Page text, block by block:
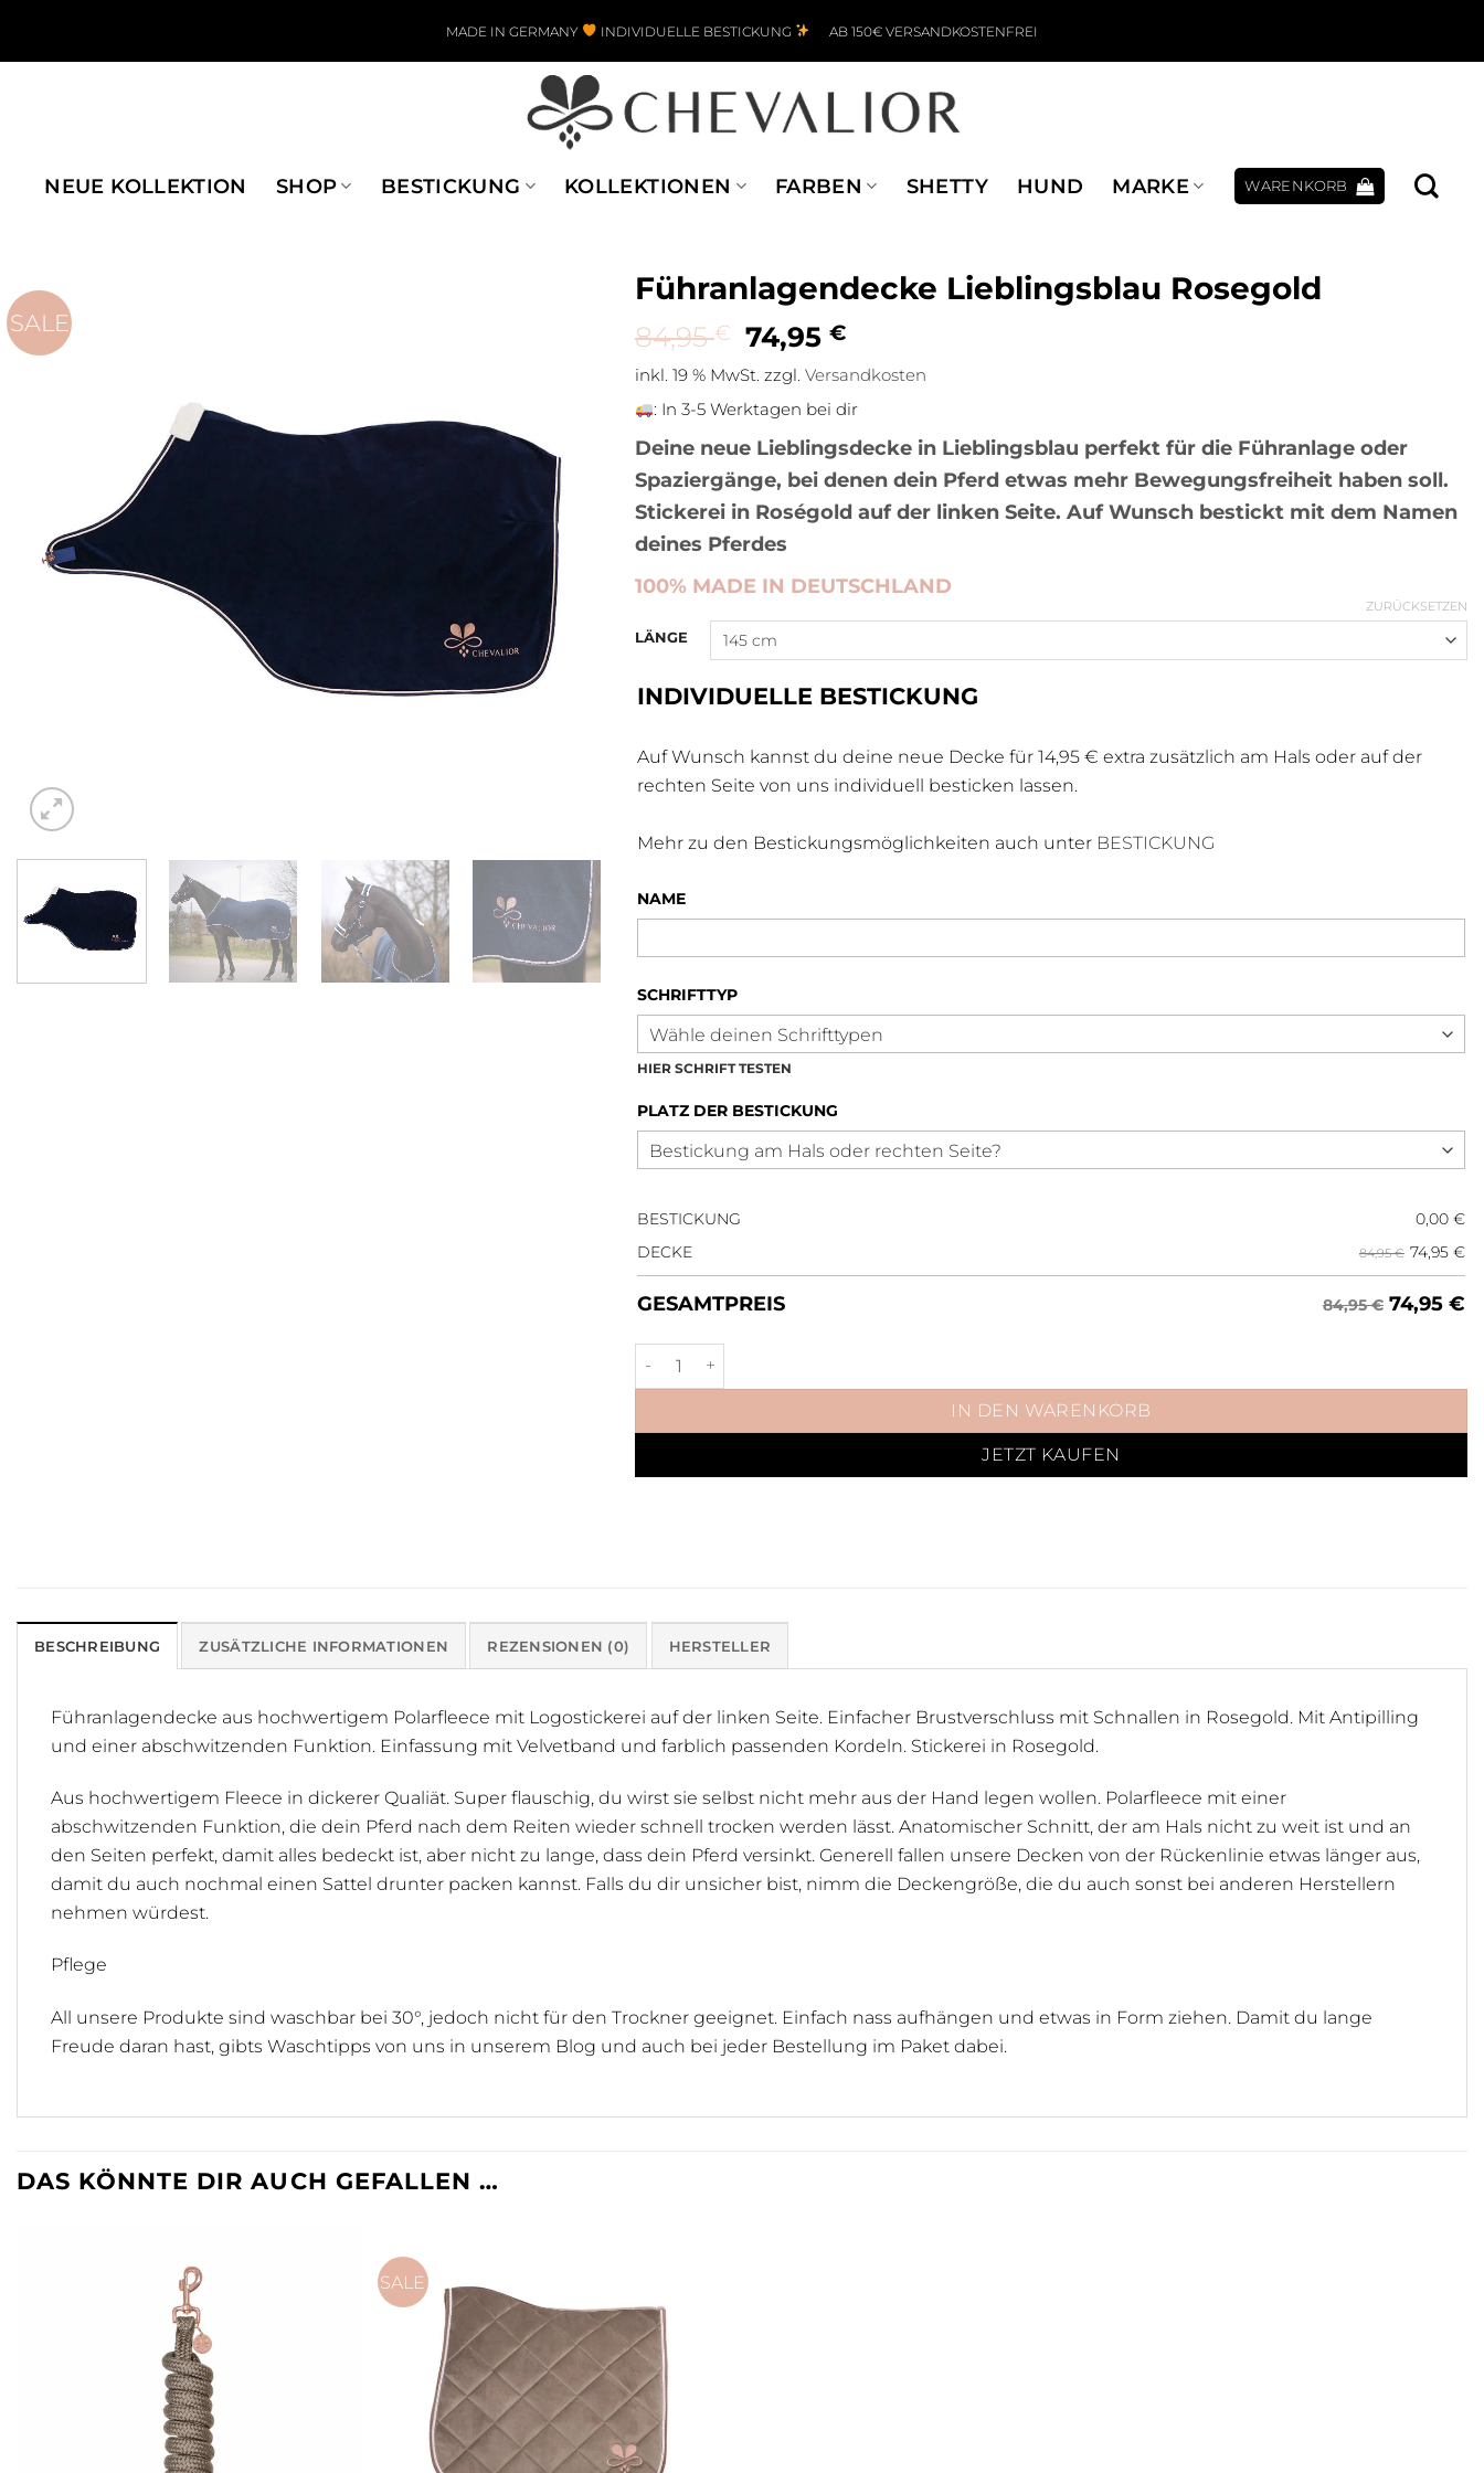
MADE IN GERMANY INDIVIDUELLE BESTICKUNG AB 150€ VERSANDKOSTENFREI
NEUE KOLLEKTION SHOP BESTICKUNG KOLLEKTIONEN FARBEN SHETTY HUND MARKE WARENKORB
SALE
Führanlagendecke Lieblingsblau Rosegold
84,95€ Ursprünglicher Preis war: 84,95 €
74,95€Aktueller Preis ist: 74,95 €.
inkl. 19 % MwSt. zzgl. Versandkosten
: In 3-5 Werktagen bei dir
Deine neue Lieblingsdecke in Lieblingsblau perfekt für die Führanlage oder
Spaziergänge, bei denen dein Pferd etwas mehr Bewegungsfreiheit haben soll.
Stickerei in Roségold auf der linken Seite. Auf Wunsch bestickt mit dem Namen
deines Pferdes
100% MADE IN DEUTSCHLAND
LÄNGE
ZURÜCKSETZEN
INDIVIDUELLE BESTICKUNG
Auf Wunsch kannst du deine neue Decke für 14,95 € extra zusätzlich am Hals oder auf der
rechten Seite von uns individuell besticken lassen.
Mehr zu den Bestickungsmöglichkeiten auch unter BESTICKUNG
NAME
SCHRIFTTYP
HIER SCHRIFT TESTEN
PLATZ DER BESTICKUNG
BESTICKUNG 0,00 €
DECKE
84,95 € 74,95 €
GESAMTPREIS 84,95 € 74,95 €
IN DEN WARENKORB
JETZT KAUFEN
BESCHREIBUNG ZUSÄTZLICHE INFORMATIONEN REZENSIONEN (0) HERSTELLER
Führanlagendecke aus hochwertigem Polarfleece mit Logostickerei auf der linken Seite. Einfacher Brustverschluss mit Schnallen in Rosegold. Mit Antipilling
und einer abschwitzenden Funktion. Einfassung mit Velvetband und farblich passenden Kordeln. Stickerei in Rosegold.
Aus hochwertigem Fleece in dickerer Qualiät. Super flauschig, du wirst sie selbst nicht mehr aus der Hand legen wollen. Polarfleece mit einer
abschwitzenden Funktion, die dein Pferd nach dem Reiten wieder schnell trocken werden lässt. Anatomischer Schnitt, der am Hals nicht zu weit ist und an
den Seiten perfekt, damit alles bedeckt ist, aber nicht zu lange, dass dein Pferd versinkt. Generell fallen unsere Decken von der Rückenlinie etwas länger aus,
damit du auch nochmal einen Sattel drunter packen kannst. Falls du dir unsicher bist, nimm die Deckengröße, die du auch sonst bei anderen Herstellern
nehmen würdest.
Pflege
All unsere Produkte sind waschbar bei 30°, jedoch nicht für den Trockner geeignet. Einfach nass aufhängen und etwas in Form ziehen. Damit du lange
Freude daran hast, gibts Waschtipps von uns in unserem Blog und auch bei jeder Bestellung im Paket dabei.
DAS KÖNNTE DIR AUCH GEFALLEN …
SALE